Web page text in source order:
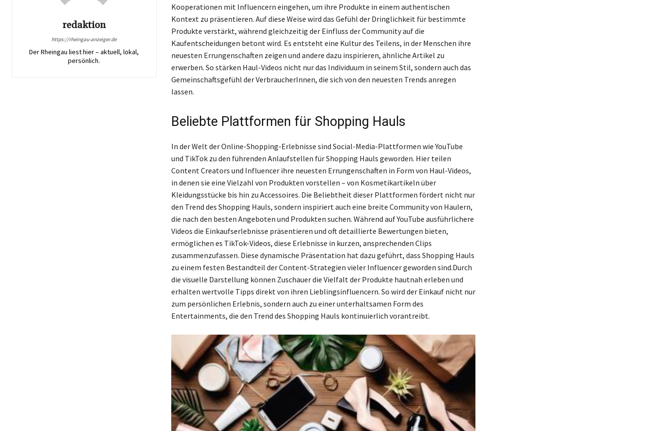
redaktion
https://rheingau-anzeiger.de
Der Rheingau liest hier – aktuell, lokal,
persönlich.
Kooperationen mit Influencern eingehen, um ihre Produkte in einem authentischen
Kontext zu präsentieren. Auf diese Weise wird das Gefühl der Dringlichkeit für bestimmte
Produkte verstärkt, während gleichzeitig der Einfluss der Community auf die
Kaufentscheidungen betont wird. Es entsteht eine Kultur des Teilens, in der Menschen ihre
neuesten Errungenschaften zeigen und andere dazu inspirieren, ähnliche Artikel zu
erwerben. So stärken Haul-Videos nicht nur das Individuum in seinem Stil, sondern auch das
Gemeinschaftsgefühl der VerbraucherInnen, die sich von den neuesten Trends anregen
lassen.
Beliebte Plattformen für Shopping Hauls
In der Welt der Online-Shopping-Erlebnisse sind Social-Media-Plattformen wie YouTube
und TikTok zu den führenden Anlaufstellen für Shopping Hauls geworden. Hier teilen
Content Creators und Influencer ihre neuesten Errungenschaften in Form von Haul-Videos,
in denen sie eine Vielzahl von Produkten vorstellen – von Kosmetikartikeln über
Kleidungsstücke bis hin zu Accessoires. Die Beliebtheit dieser Plattformen fördert nicht nur
den Trend des Shopping Hauls, sondern inspiriert auch eine breite Community von Haulern,
die nach den besten Angeboten und Produkten suchen. Während auf YouTube ausführlichere
Videos die Einkaufserlebnisse präsentieren und oft detaillierte Bewertungen bieten,
ermöglichen es TikTok-Videos, diese Erlebnisse in kurzen, ansprechenden Clips
zusammenzufassen. Diese dynamische Präsentation hat dazu geführt, dass Shopping Hauls
zu einem festen Bestandteil der Content-Strategien vieler Influencer geworden sind.Durch
die visuelle Darstellung können Zuschauer die Vielfalt der Produkte hautnah erleben und
erhalten wertvolle Tipps direkt von ihren Lieblingsinfluencern. So wird der Einkauf nicht nur
zum persönlichen Erlebnis, sondern auch zu einer unterhaltsamen Form des
Entertainments, die den Trend des Shopping Hauls kontinuierlich vorantreibt.